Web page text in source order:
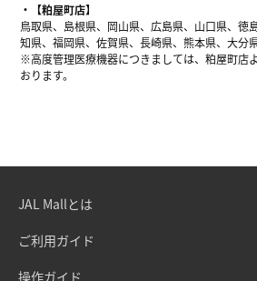
【粕屋町店】
鳥取県、島根県、岡山県、広島県、山口県、徳
知県、福岡県、佐賀県、長崎県、熊本県、大分
※高度管理医療機器につきましては、粕屋町店
おります。
JAL Mallとは
ご利用ガイド
操作ガイド